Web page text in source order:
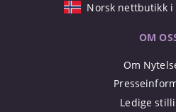
Norsk nettbutikk i
OM
Om
Ledige